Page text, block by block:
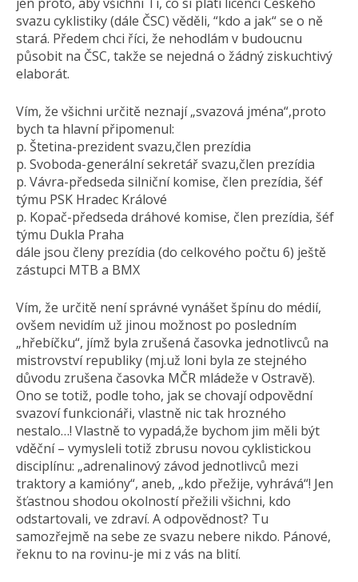
svazu cyklistiky (dále ČSC) věděli, “kdo a jak“ se o ně
stará. Předem chci říci, že nehodlám v budoucnu
působit na ČSC, takže se nejedná o žádný ziskuchtivý
elaborát.
Vím, že všichni určitě neznají „svazová jména“,proto
bych ta hlavní připomenul:
p. Štetina-prezident svazu,člen prezídia
p. Svoboda-generální sekretář svazu,člen prezídia
p. Vávra-předseda silniční komise, člen prezídia, šéf
týmu PSK Hradec Králové
p. Kopač-předseda dráhové komise, člen prezídia, šéf
týmu Dukla Praha
dále jsou členy prezídia (do celkového počtu 6) ještě
zástupci MTB a BMX
Vím, že určitě není správné vynášet špínu do médií,
ovšem nevidím už jinou možnost po posledním
„hřebíčku“, jímž byla zrušená časovka jednotlivců na
mistrovství republiky (mj.už loni byla ze stejného
důvodu zrušena časovka MČR mládeže v Ostravě).
Ono se totiž, podle toho, jak se chovají odpovědní
svazoví funkcionáři, vlastně nic tak hrozného
nestalo…! Vlastně to vypadá,že bychom jim měli být
vděční – vymysleli totiž zbrusu novou cyklistickou
disciplínu: „adrenalinový závod jednotlivců mezi
traktory a kamióny“, aneb, „kdo přežije, vyhrává“! Jen
šťastnou shodou okolností přežili všichni, kdo
odstartovali, ve zdraví. A odpovědnost? Tu
samozřejmě na sebe ze svazu nebere nikdo. Pánové,
řeknu to na rovinu-je mi z vás na blití.